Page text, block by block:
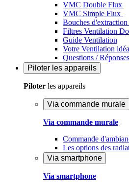
VMC Double Flux
VMC Simple Flux
Bouches
Filtres Ventilation
Guide Ventilation
Votre Ventilation
Questions /
Piloter les appareils
Piloter les appareils
Via commande murale
Via commande murale
Commande
Les options des
Via smartphone
Via smartphone